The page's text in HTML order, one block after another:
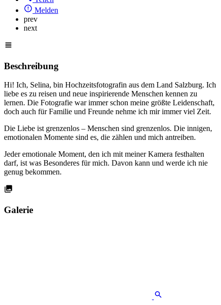
Melden
prev
next
Beschreibung
Hi! Ich, Selina, bin Hochzeitsfotografin aus dem Land Salzburg. Ich
liebe es zu reisen und neue inspirierende Menschen kennen zu
lernen. Die Fotografie war immer schon meine größte Leidenschaft,
doch auch für Familie und Freunde nehme ich mir immer viel Zeit.
Die Liebe ist grenzenlos – Menschen sind grenzenlos. Die innigen,
emotionalen Momente sind es, die zählen und mich antreiben.
Jeder emotionale Moment, den ich mit meiner Kamera festhalten
darf, ist was Besonderes für mich. Davon kann und werde ich nie
genug bekommen.
Galerie